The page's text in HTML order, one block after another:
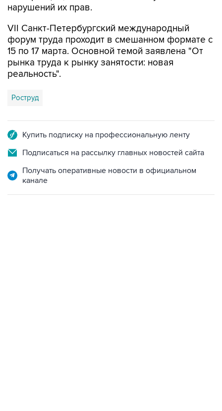
нарушений их прав.
VII Санкт-Петербургский международный
форум труда проходит в смешанном формате с
15 по 17 марта. Основной темой заявлена "От
рынка труда к рынку занятости: новая
реальность".
Роструд
Купить подписку на профессиональную ленту
Подписаться на рассылку главных новостей сайта
Получать оперативные новости в официальном
канале